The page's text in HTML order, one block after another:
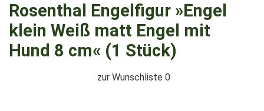
Rosenthal Engelfigur »Engel
klein Weiß matt Engel mit
Hund 8 cm« (1 Stück)
zur Wunschliste 0